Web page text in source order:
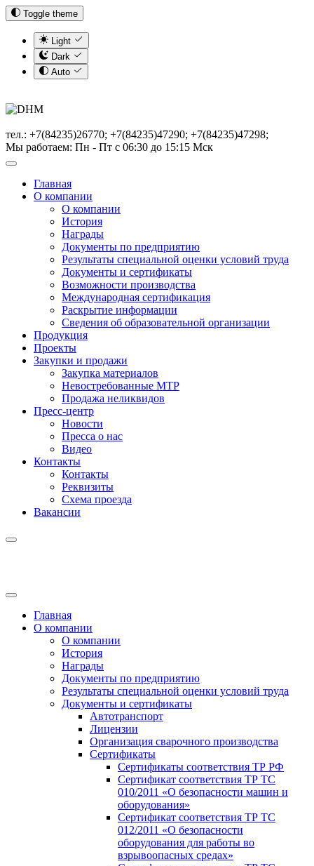
Toggle theme
Light
Dark
Auto
тел.: +7(84235)26770; +7(84235)47290; +7(84235)47298;
Мы работаем: Пн - Пт с 06:30 до 15:15 Мск
Главная
О компании
О компании
История
Награды
Документы по предприятию
Результаты специальной оценки условий труда
Документы и сертификаты
Возможности производства
Международная сертификация
Раскрытие информации
Сведения об образовательной организации
Продукция
Проекты
Закупки и продажи
Закупка материалов
Невостребованные МТР
Продажа неликвидов
Пресс-центр
Новости
Пресса о нас
Видео
Контакты
Контакты
Реквизиты
Схема проезда
Вакансии
Главная
О компании
О компании
История
Награды
Документы по предприятию
Результаты специальной оценки условий труда
Документы и сертификаты
Автотранспорт
Лицензии
Организация сварочного производства
Cертификаты
Сертификаты соответствия ТР РФ
Сертификат соответствия ТР ТС
010/2011 «О безопасности машин и
оборудования»
Сертификат соответствия ТР ТС
012/2011 «О безопасности
оборудования для работы во
взрывоопасных средах»